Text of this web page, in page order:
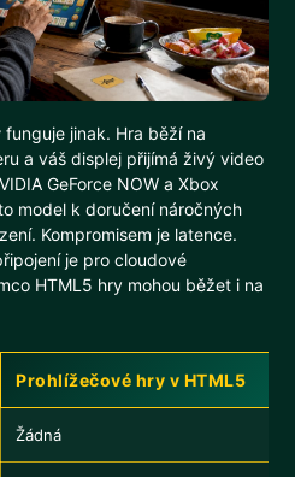
funguje jinak. Hra běží na
a váš displej přijímá živý video
GeForce NOW a Xbox
model k doručení náročných
Kompromisem je latence.
je pro cloudové
HTML5 hry mohou běžet i na
Prohlížečové hry v HTML5
Žádná